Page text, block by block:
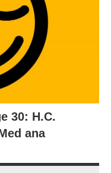
30: H.C.
ana